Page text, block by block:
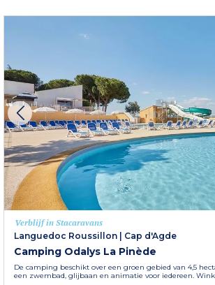
Verblijf in Stacaravans
Languedoc Roussillon | Cap d'Agde
Camping Odalys La Pinède
De camping beschikt over een groen gebied van 4,5
een zwembad, glijbaan en animatie voor iedereen.